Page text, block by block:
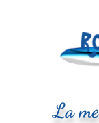
La